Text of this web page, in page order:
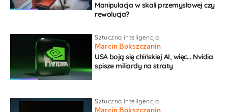
Manipulacja w skali przemysłowej czy
rewolucja?
Sztuczna inteligencja
Marcin Bokszczanin
USA boją się chińskiej AI, więc… Nvidia
spisze miliardy na straty
Sztuczna inteligencja
Marcin Bokszczanin